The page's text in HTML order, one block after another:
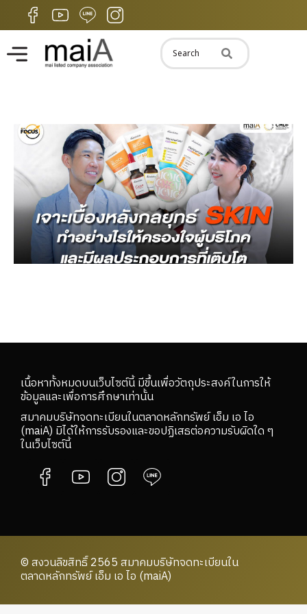
เนื้อหาทั้งหมดบนเว็บไซต์นี้ มีขึ้นเพื่อวัตถุประสงค์ในการให้
ข้อมูลและเพื่อการศึกษาเท่านั้น
สมาคมบริษัทจดทะเบียนในตลาดหลักทรัพย์ เอ็ม เอ ไอ
(maiA) มิได้ให้การรับรองและขอปฏิเสธต่อความรับผิดใด ๆ
ในเว็บไซต์นี้
© สงวนลิขสิทธิ์ 2565 สมาคมบริษัทจดทะเบียนใน
ตลาดหลักทรัพย์ เอ็ม เอ ไอ (maiA)